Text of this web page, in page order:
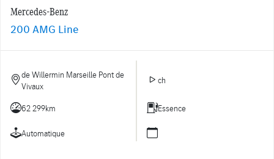
Mercedes-Benz
200 AMG Line
de Willermin Marseille Pont de
Vivaux
ch
62 299km Essence
Automatique